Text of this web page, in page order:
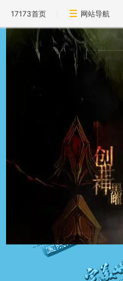
17173首页 网站导航